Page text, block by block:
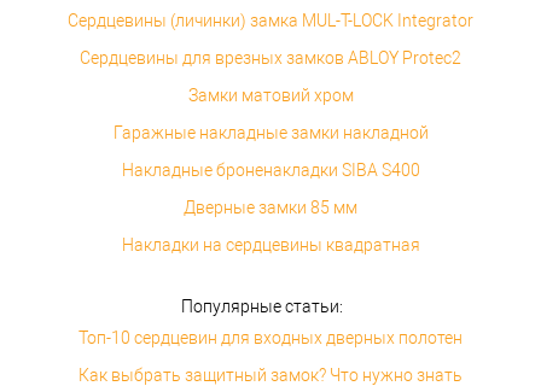
Сердцевины (личинки) замка MUL-T-LOCK Integrator
Сердцевины для врезных замков ABLOY Protec2
Замки матовий хром
Гаражные накладные замки накладной
Накладные броненакладки SIBA S400
Дверные замки 85 мм
Накладки на сердцевины квадратная
Популярные статьи:
Топ-10 сердцевин для входных дверных полотен
Как выбрать защитный замок? Что нужно знать